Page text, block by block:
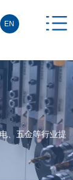
EN
、五金等行业提